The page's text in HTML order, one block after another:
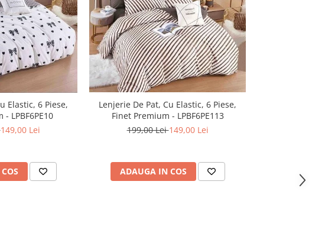
Elastic, 6 Piese,
LPBF6PE10
149,00 Lei
Lenjerie De Pat, Cu Elastic, 6 Piese,
Finet Premium - LPBF6PE113
199,00 Lei149,00 Lei
ADAUGA IN COS